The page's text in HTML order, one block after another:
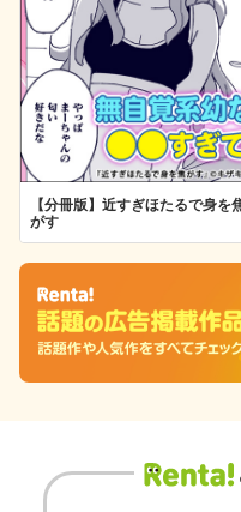
【分冊版】近すぎほたるで身を
がす